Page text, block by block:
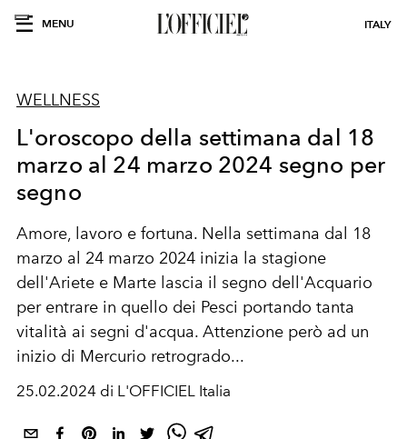
MENU ITALY
WELLNESS
L'oroscopo della settimana dal 18
marzo al 24 marzo 2024 segno per
segno
Amore, lavoro e fortuna. Nella settimana dal 18
marzo al 24 marzo 2024 inizia la stagione
dell'Ariete e Marte lascia il segno dell'Acquario
per entrare in quello dei Pesci portando tanta
vitalità ai segni d'acqua. Attenzione però ad un
inizio di Mercurio retrogrado...
25.02.2024 di L'OFFICIEL Italia